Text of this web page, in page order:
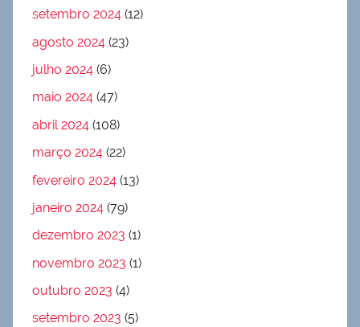
setembro 2024 (12)
agosto 2024 (23)
julho 2024 (6)
maio 2024 (47)
abril 2024 (108)
março 2024 (22)
fevereiro 2024 (13)
janeiro 2024 (79)
dezembro 2023 (1)
novembro 2023 (1)
outubro 2023 (4)
setembro 2023 (5)